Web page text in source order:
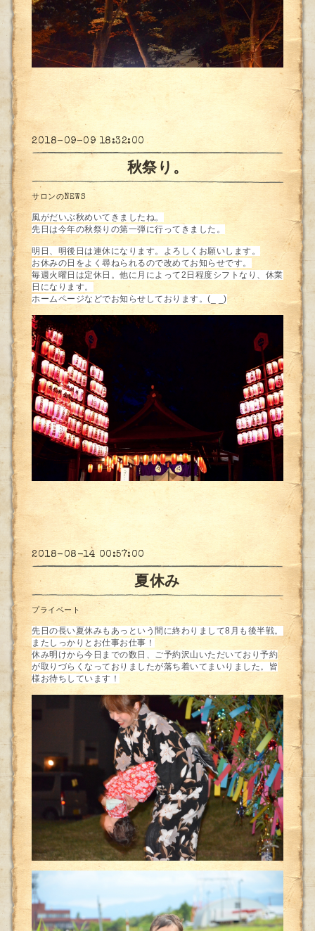
2018-09-09 18:32:00
秋祭り。
サロンのNEWS
風がだいぶ秋めいてきましたね。
先日は今年の秋祭りの第一弾に行ってきました。
明日、明後日は連休になります。よろしくお願いします。
お休みの日をよく尋ねられるので改めてお知らせです。
毎週火曜日は定休日。他に月によって2日程度シフトなり、休業
日になります。
ホームページなどでお知らせしております。(_ _)
2018-08-14 00:57:00
夏休み
プライベート
先日の長い夏休みもあっという間に終わりまして8月も後半戦。
またしっかりとお仕事お仕事！
休み明けから今日までの数日、ご予約沢山いただいており予約
が取りづらくなっておりましたが落ち着いてまいりました。皆
様お待ちしています！